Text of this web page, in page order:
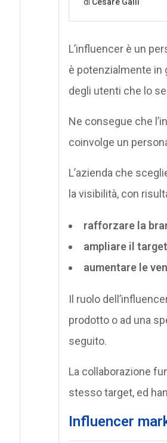
L’influencer è un
è potenzialmente in
degli utenti che lo
Ne consegue che
coinvolge un
L’azienda che
la visibilità, con
rafforzare la
ampliare il
aumentare le
Il ruolo
prodotto o ad una
seguito.
La collaborazione
stesso target, ed
Influencer